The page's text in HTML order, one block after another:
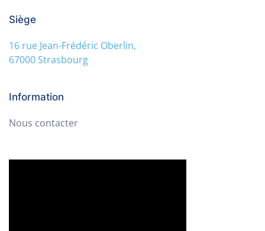
Siège
16 rue Jean-Frédéric Oberlin,
67000 Strasbourg
Information
Nous contacter